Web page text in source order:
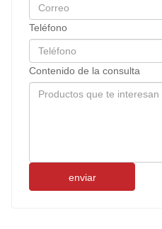
Teléfono
Contenido de la consulta
enviar